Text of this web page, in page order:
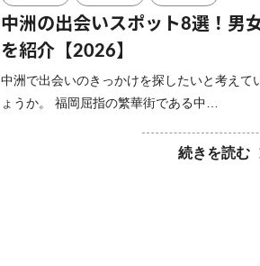
中洲の出会いスポット8選！男
を紹介【2026】
中洲で出会いのきっかけを探したいと考えて
ょうか。 福岡屈指の繁華街である中…
続きを読む